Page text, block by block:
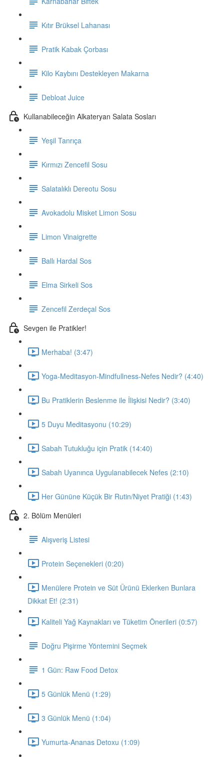
Kıtır Brüksel Lahanası
Pratik Kabak Çorbası
Kilo Kaybını Destekleyen Makarna
Debloat Juice
Kullanabileceğin Alkateryan Salata Sosları
Yeşil Tanrıça
Kırmızı Zencefil Sosu
Salatalıklı Dereotu Sosu
Avokadolu Misket Limon Sosu
Limon Vinaigrette
Ballı Hardal Sos
Elma Sirkeli Sos
Zencefil Zerdeçal Sos
Sevgen ile Pratikler!
Merhaba! (3:47)
Yoga-Meditasyon-Mindfullness-Nefes Nedir? (4:40)
Bu Pratiklerin Beslenme ile İlişkisi Nedir? (3:40)
5 Duyu Meditasyonu (10:29)
Sabah Tutukluğu için Pratik (14:40)
Sabah Uyanınca Uygulanabilecek Nefes (2:10)
Her Gününe Küçük Bir Rutin/Niyet Pratiği (1:43)
2. Bölüm Menüleri
Alışveriş Listesi
Protein Seçenekleri (0:20)
Menülere Protein ve Süt Ürünü Eklerken Bunlara
Dikkat Et! (2:31)
Kaliteli Yağ Kaynakları ve Tüketim Önerileri (0:57)
Doğru Pişirme Yöntemini Seçmek
1 Gün: Raw Food Detox
5 Günlük Menü (1:29)
3 Günlük Menü (1:04)
Yumurta-Ananas Detoxu (1:09)